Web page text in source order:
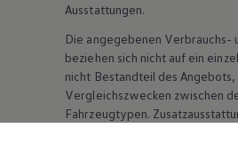
Ausstattungen.
Die angegebenen Verbrauchs-
beziehen sich nicht auf ein
nicht Bestandteil des
Vergleichszwecken zwischen
Fahrzeugtypen.